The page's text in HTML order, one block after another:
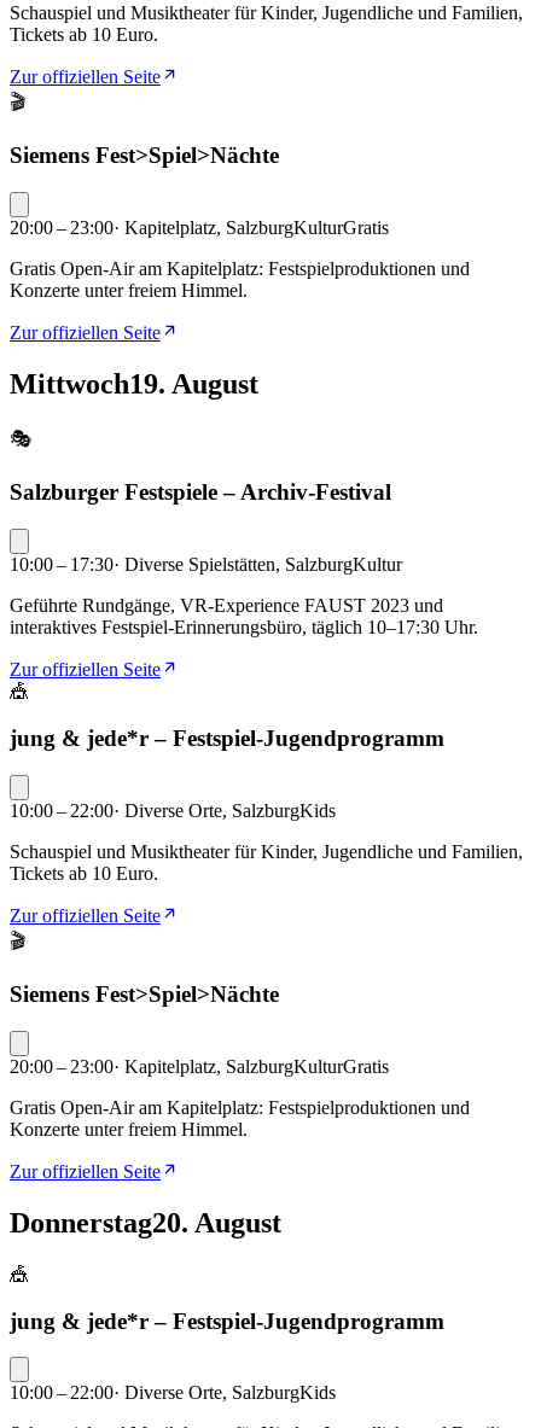
Schauspiel und Musiktheater für Kinder, Jugendliche und Familien,
Tickets ab 10 Euro.
Zur offiziellen Seite
🎬
Siemens Fest>Spiel>Nächte
20:00 – 23:00· Kapitelplatz, SalzburgKulturGratis
Gratis Open-Air am Kapitelplatz: Festspielproduktionen und
Konzerte unter freiem Himmel.
Zur offiziellen Seite
Mittwoch19. August
🎭
Salzburger Festspiele – Archiv-Festival
10:00 – 17:30· Diverse Spielstätten, SalzburgKultur
Geführte Rundgänge, VR-Experience FAUST 2023 und
interaktives Festspiel-Erinnerungsbüro, täglich 10–17:30 Uhr.
Zur offiziellen Seite
🎪
jung & jede*r – Festspiel-Jugendprogramm
10:00 – 22:00· Diverse Orte, SalzburgKids
Schauspiel und Musiktheater für Kinder, Jugendliche und Familien,
Tickets ab 10 Euro.
Zur offiziellen Seite
🎬
Siemens Fest>Spiel>Nächte
20:00 – 23:00· Kapitelplatz, SalzburgKulturGratis
Gratis Open-Air am Kapitelplatz: Festspielproduktionen und
Konzerte unter freiem Himmel.
Zur offiziellen Seite
Donnerstag20. August
🎪
jung & jede*r – Festspiel-Jugendprogramm
10:00 – 22:00· Diverse Orte, SalzburgKids